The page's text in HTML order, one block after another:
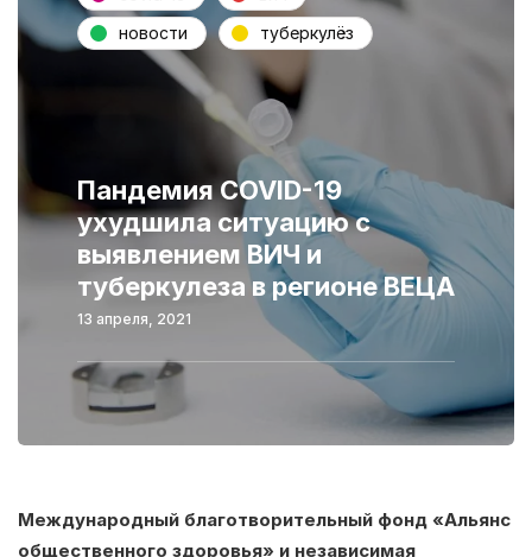
новости
туберкулёз
Пандемия COVID-19
ухудшила ситуацию с
выявлением ВИЧ и
туберкулеза в регионе ВЕЦА
13 апреля, 2021
Международный благотворительный фонд «Альянс
общественного здоровья» и независимая